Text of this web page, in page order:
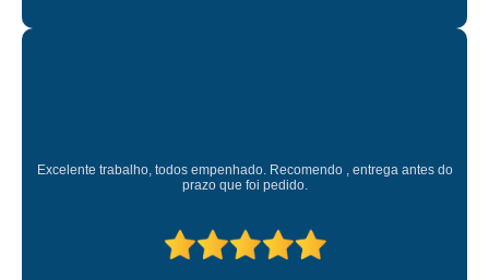
Excelente trabalho, todos empenhado. Recomendo , entrega antes do
prazo que foi pedido.